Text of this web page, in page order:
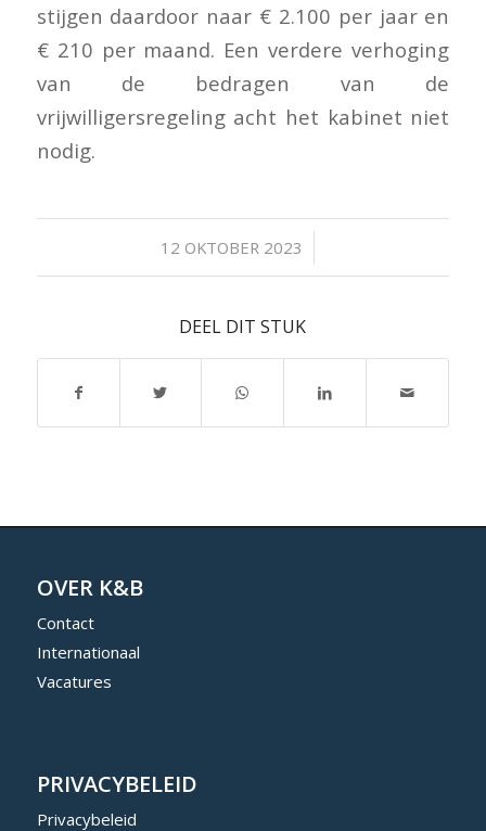
stijgen daardoor naar € 2.100 per jaar en
€ 210 per maand. Een verdere verhoging
van de bedragen van de
vrijwilligersregeling acht het kabinet niet
nodig.
12 OKTOBER 2023
/
DEEL DIT STUK
OVER K&B
Contact
Internationaal
Vacatures
PRIVACYBELEID
Privacybeleid